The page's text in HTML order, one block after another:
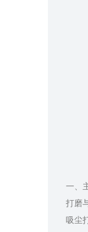
一、
打磨
吸尘